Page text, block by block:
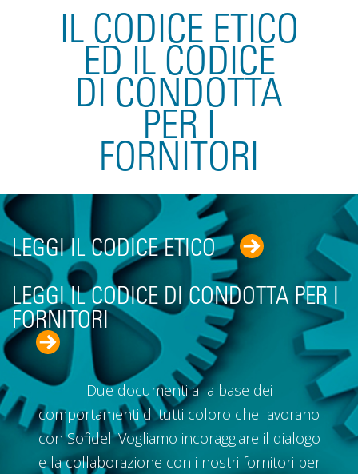
IL CODICE ETICO
ED IL CODICE
DI CONDOTTA
PER I
FORNITORI
LEGGI IL CODICE ETICO
LEGGI IL CODICE DI CONDOTTA PER I
FORNITORI
Due documenti alla base dei
comportamenti di tutti coloro che lavorano
con Sofidel. Vogliamo incoraggiare il dialogo
e la collaborazione con i nostri fornitori per